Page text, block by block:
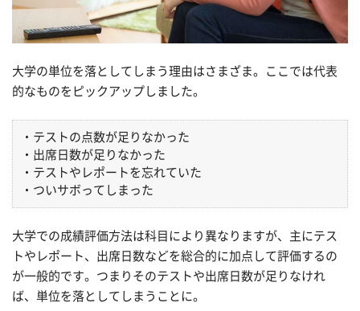
大学の単位を落としてしまう理由はさまざま。ここでは代表
的なものをピックアップしました。
・テストの点数が足りなかった
・出席日数が足りなかった
・テストやレポートを忘れていた
・ついサボってしまった
大学での成績評価方法は科目により異なりますが、主にテス
トやレポート、出席日数などを総合的に加点して評価するの
が一般的です。つまりそのテストや出席日数が足りなけれ
ば、単位を落としてしまうことに。